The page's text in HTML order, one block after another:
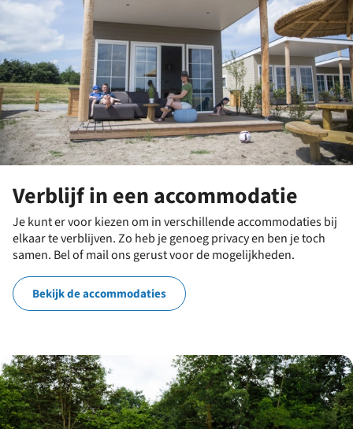
Verblijf in een accommodatie
Je kunt er voor kiezen om in verschillende accommodaties bij
elkaar te verblijven. Zo heb je genoeg privacy en ben je toch
samen. Bel of mail ons gerust voor de mogelijkheden.
Bekijk de accommodaties